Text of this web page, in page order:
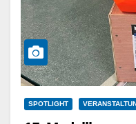
SPOTLIGHT